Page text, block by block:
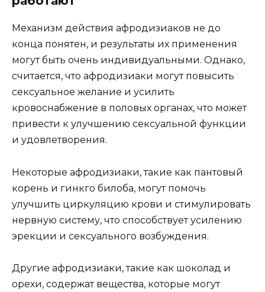
Механизм действия афродизиаков не до
конца понятен, и результаты их применения
могут быть очень индивидуальными. Однако,
считается, что афродизиаки могут повысить
сексуальное желание и усилить
кровоснабжение в половых органах, что может
привести к улучшению сексуальной функции
и удовлетворения.
Некоторые афродизиаки, такие как пантовый
корень и гинкго билоба, могут помочь
улучшить циркуляцию крови и стимулировать
нервную систему, что способствует усилению
эрекции и сексуального возбуждения.
Другие афродизиаки, такие как шоколад и
орехи, содержат вещества, которые могут